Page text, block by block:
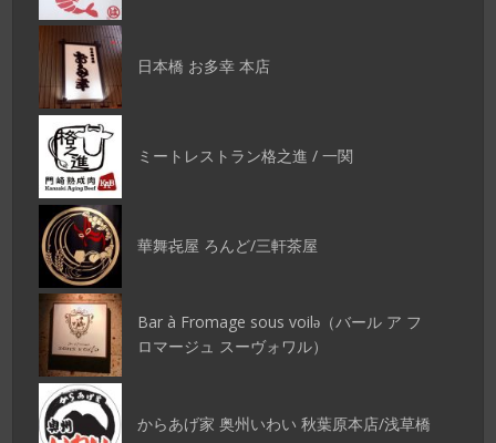
日本橋 お多幸 本店
ミートレストラン格之進 / 一関
華舞㐂屋 ろんど/三軒茶屋
Bar à Fromage sous voilǝ（バール ア フ
ロマージュ スーヴォワル）
からあげ家 奥州いわい 秋葉原本店/浅草橋